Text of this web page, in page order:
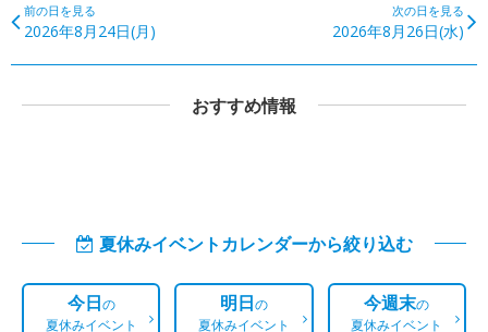
前の日を見る
2026年8月24日(月)
次の日を見る
2026年8月26日(水)
おすすめ情報
夏休みイベントカレンダーから絞り込む
今日の
夏休みイベント
明日の
夏休みイベント
今週末の
夏休みイベント